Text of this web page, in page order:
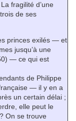
fragilité d’une
de ses
princes exilés — et
jusqu’à une
— ce qui est
de Philippe
— il y en a
un certain délai ;
elle peut le
On se trouve